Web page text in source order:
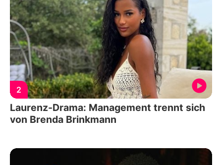
2
Laurenz-Drama: Management trennt sich
von Brenda Brinkmann